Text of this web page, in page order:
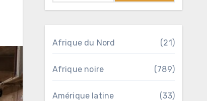
Afrique du Nord (21)
Afrique noire (789)
Amérique latine (33)